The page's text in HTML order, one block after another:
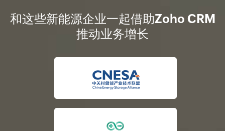
和这些新能源企业一起借助Zoho CRM
推动业务增长